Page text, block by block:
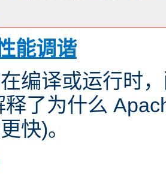
能调谐
编译或运行时
释了为什么
快)。